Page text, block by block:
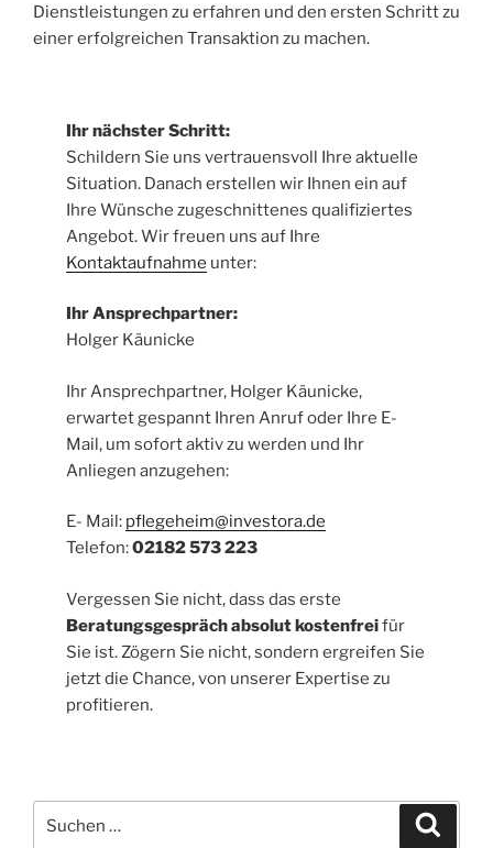
Dienstleistungen zu erfahren und den ersten Schritt zu
einer erfolgreichen Transaktion zu machen.
Ihr nächster Schritt:
Schildern Sie uns vertrauensvoll Ihre aktuelle
Situation. Danach erstellen wir Ihnen ein auf
Ihre Wünsche zugeschnittenes qualifiziertes
Angebot. Wir freuen uns auf Ihre
Kontaktaufnahme unter:
Ihr Ansprechpartner:
Holger Käunicke
Ihr Ansprechpartner, Holger Käunicke,
erwartet gespannt Ihren Anruf oder Ihre E-
Mail, um sofort aktiv zu werden und Ihr
Anliegen anzugehen:
E- Mail: pflegeheim@investora.de
Telefon:02182 573 223
Vergessen Sie nicht, dass das erste
Beratungsgespräch absolut kostenfreifür
Sie ist. Zögern Sie nicht, sondern ergreifen Sie
jetzt die Chance, von unserer Expertise zu
profitieren.
nach: